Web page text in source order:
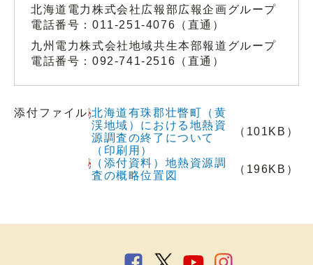
北海道電力株式会社広報部広報企画グループ
電話番号：011-251-4076（直通）
九州電力株式会社地域共生本部報道グループ
電話番号：092-741-2516（直通）
添付ファイル 北海道有珠郡壮瞥町（黄
渓地域）における地熱資
源調査の終了について
（印刷用）
（101KB）
（添付資料）地熱資源調
査の概略位置図
（196KB）